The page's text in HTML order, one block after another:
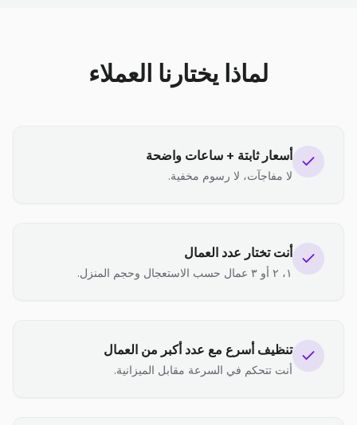
لماذا يختارنا العملاء
أسعار ثابتة + ساعات واضحة
لا مفاجآت، لا رسوم مخفية.
أنت تختار عدد العمال
١، ٢ أو ٣ عمال حسب الاستعجال وحجم المنزل.
تنظيف أسرع مع عدد أكبر من العمال
أنت تتحكم في السرعة مقابل الميزانية.